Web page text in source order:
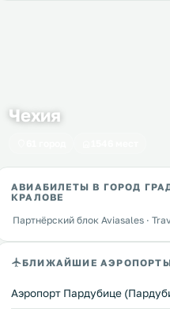
1 км
Apartmán Maršík
Чехия
АВИАБИЛЕТЫ В ГОРОД
КРАЛОВЕ
Партнёрский блок Aviasales ·
БЛИЖАЙШИЕ
Аэропорт Пардубице